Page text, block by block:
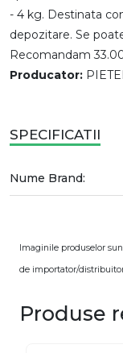
- 4 kg. Destinata
depozitare. Se
Recomandam
Producator:
SPECIFICATII
Nume Brand:
Imaginile produselor
de importator/
Produse